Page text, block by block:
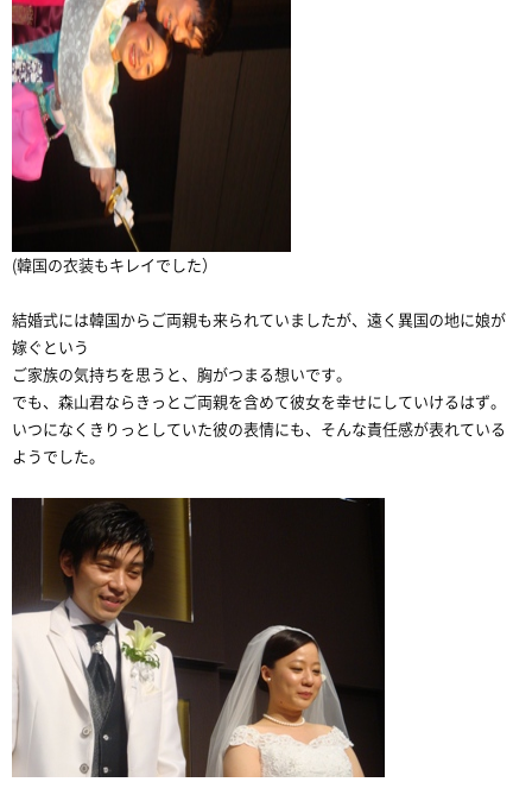
(韓国の衣装もキレイでした）
結婚式には韓国からご両親も来られていましたが、遠く異国の地に娘が
嫁ぐという
ご家族の気持ちを思うと、胸がつまる想いです。
でも、森山君ならきっとご両親を含めて彼女を幸せにしていけるはず。
いつになくきりっとしていた彼の表情にも、そんな責任感が表れている
ようでした。